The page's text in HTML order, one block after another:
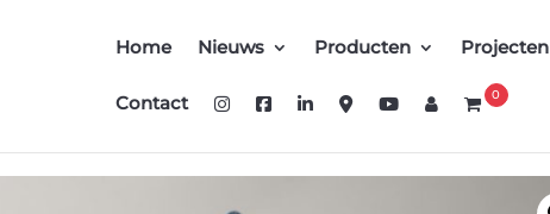
Home Nieuws Producten Projecten
Contact 0